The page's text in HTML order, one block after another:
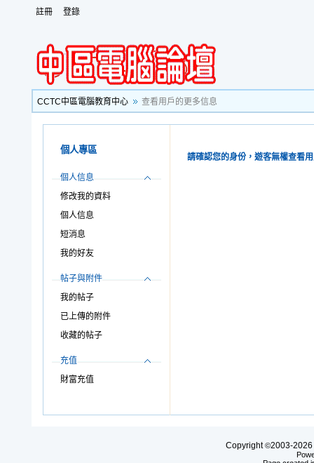
註冊 登錄
CCTC中區電腦教育中心 查看用戶的更多信息
個人專區
個人信息
修改我的資料
個人信息
短消息
我的好友
帖子與附件
我的帖子
已上傳的附件
收藏的帖子
充值
財富充值
請確認您的身份，遊客無權查看
Copyright©2003-2026